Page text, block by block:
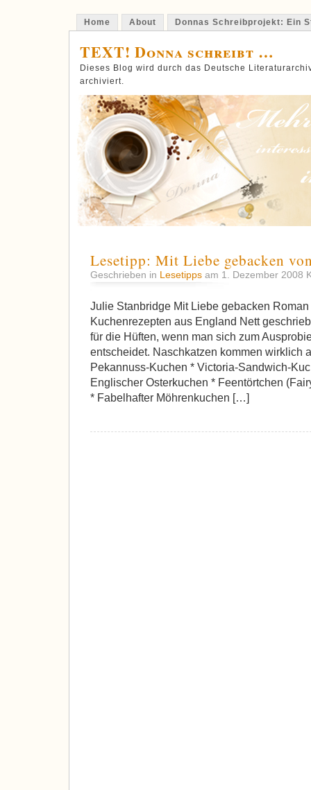
Home About Donnas Schreibprojekt: Ein
TEXT! Donna schreibt …
Dieses Blog wird durch das Deutsche
archiviert.
Lesetipp: Mit Liebe gebacken
Geschrieben in Lesetipps am 1. Dezember 2008
Julie Stanbridge Mit Liebe gebacken
Kuchenrezepten aus England Nett
für die Hüften, wenn man sich zum
entscheidet. Naschkatzen kommen wirklich
Pekannuss-Kuchen * Victoria-Sandwich-
Englischer Osterkuchen * Feentörtchen
* Fabelhafter Möhrenkuchen […]